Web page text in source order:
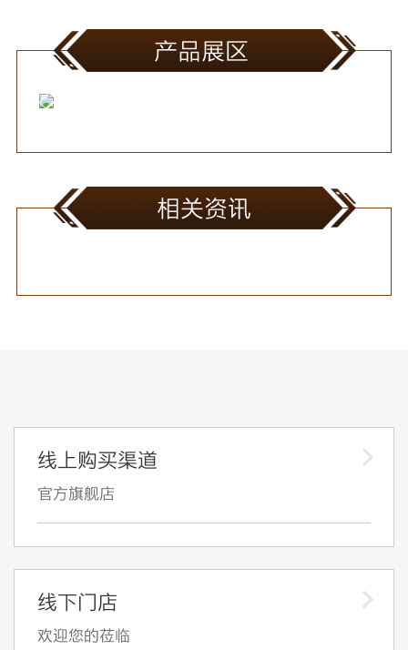
产品展区
相关资讯
线上购买渠道
官方旗舰店
线下门店
欢迎您的莅临